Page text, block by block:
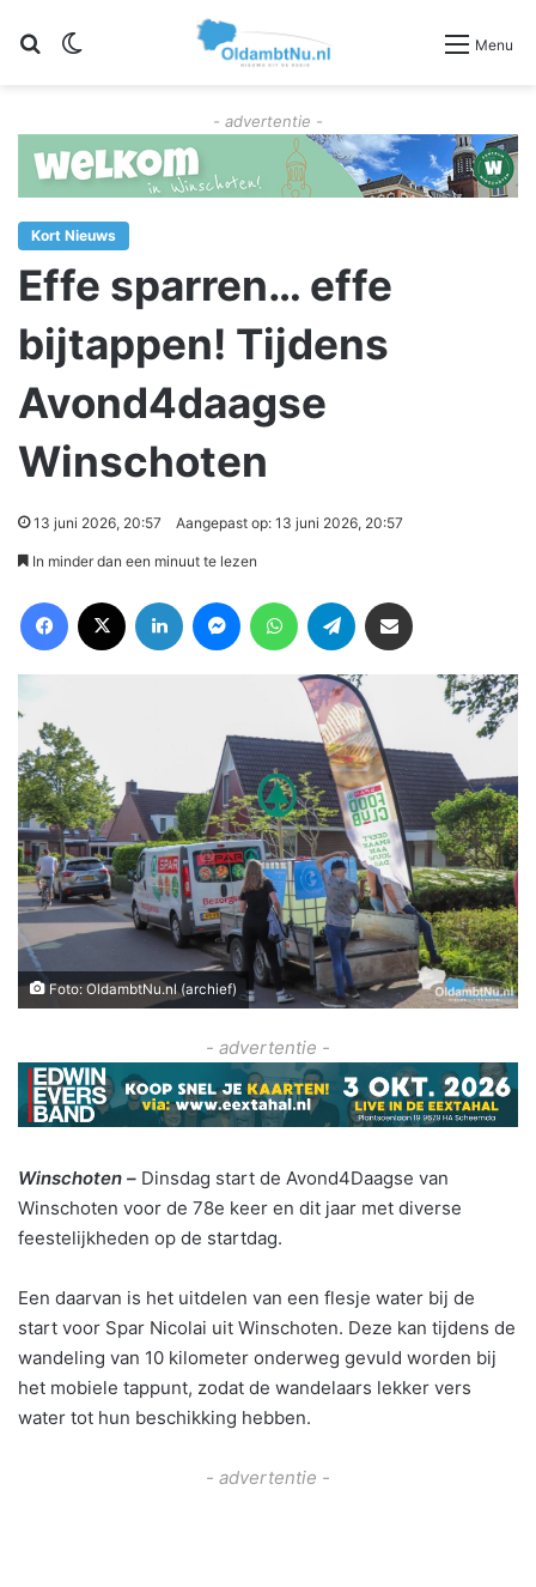
Zoeken Menu
- advertentie -
Kort Nieuws
Effe sparren… effe
bijtappen! Tijdens
Avond4daagse
Winschoten
13 juni 2026, 20:57 Aangepast op: 13 juni 2026, 20:57
In minder dan een minuut te lezen
Foto: OldambtNu.nl (archief)
- advertentie -
Winschoten – Dinsdag start de Avond4Daagse van
Winschoten voor de 78e keer en dit jaar met diverse
feestelijkheden op de startdag.
Een daarvan is het uitdelen van een flesje water bij de
start voor Spar Nicolai uit Winschoten. Deze kan tijdens de
wandeling van 10 kilometer onderweg gevuld worden bij
het mobiele tappunt, zodat de wandelaars lekker vers
water tot hun beschikking hebben.
- advertentie -